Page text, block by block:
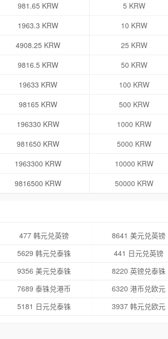
981.65 KRW 5 KRW
1963.3 KRW 10 KRW
4908.25 KRW 25 KRW
9816.5 KRW 50 KRW
19633 KRW 100 KRW
98165 KRW 500 KRW
196330 KRW 1000 KRW
981650 KRW 5000 KRW
1963300 KRW 10000 KRW
9816500 KRW 50000 KRW
477 韩元兑英镑 8641 美元兑英镑
5629 韩元兑泰铢 441 日元兑英镑
9356 美元兑泰铢 8220 英镑兑泰铢
7689 泰铢兑港币 6320 港币兑欧元
5181 日元兑泰铢 3937 韩元兑欧元